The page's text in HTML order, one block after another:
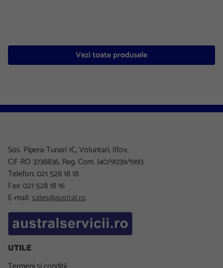
Vezi toate produsele
Sos. Pipera-Tunari 1C, Voluntari, Ilfov.
CIF RO 3738836, Reg. Com. J40/9039/1993
Telefon: 021 528 18 18
Fax: 021 528 18 16
E-mail:sales@austral.ro
UTILE